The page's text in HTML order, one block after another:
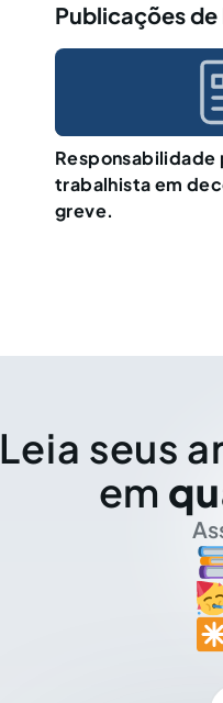
Publicações de
Responsabilidade
trabalhista em
greve.
Leia seus
em